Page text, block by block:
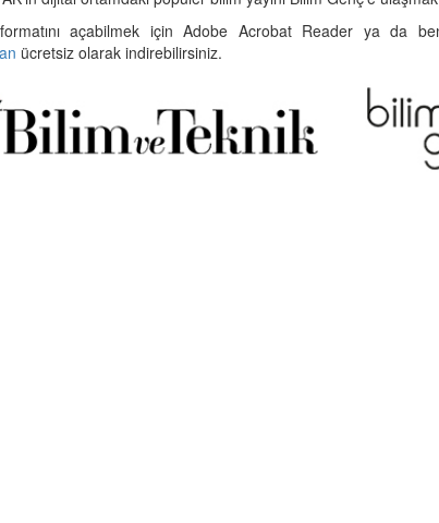
açabilmek için Adobe Acrobat Reader ya da
ücretsiz olarak indirebilirsiniz.